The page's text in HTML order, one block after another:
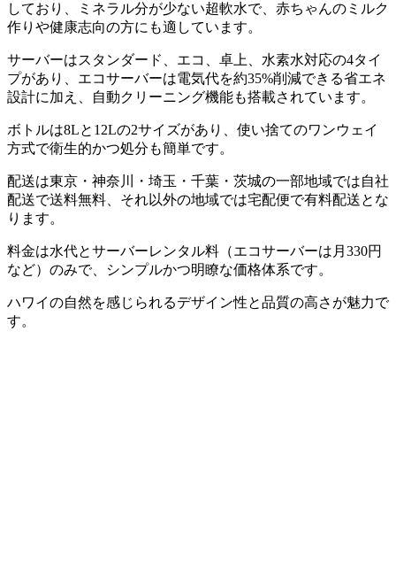
しており、ミネラル分が少ない超軟水で、赤ちゃんのミルク
作りや健康志向の方にも適しています。
サーバーはスタンダード、エコ、卓上、水素水対応の4タイ
プがあり、エコサーバーは電気代を約35%削減できる省エネ
設計に加え、自動クリーニング機能も搭載されています。
ボトルは8Lと12Lの2サイズがあり、使い捨てのワンウェイ
方式で衛生的かつ処分も簡単です。
配送は東京・神奈川・埼玉・千葉・茨城の一部地域では自社
配送で送料無料、それ以外の地域では宅配便で有料配送とな
ります。
料金は水代とサーバーレンタル料（エコサーバーは月330円
など）のみで、シンプルかつ明瞭な価格体系です。
ハワイの自然を感じられるデザイン性と品質の高さが魅力で
す。